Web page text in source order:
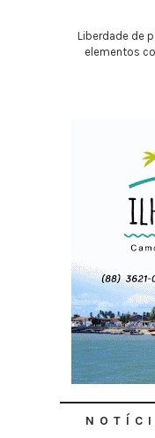
Liberdade de
elementos